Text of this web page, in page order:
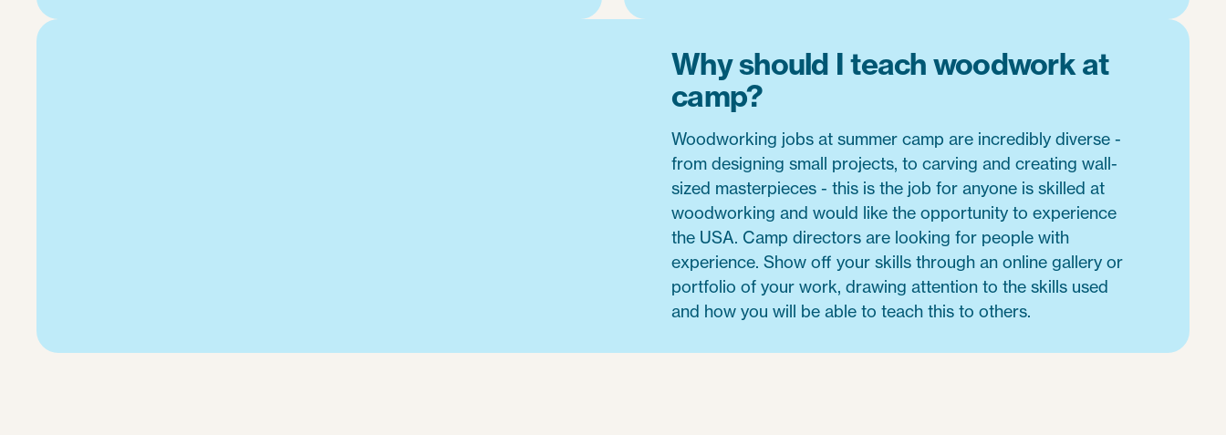
Why should I teach woodwork at
camp?
Woodworking jobs at summer camp are incredibly diverse -
from designing small projects, to carving and creating wall-
sized masterpieces - this is the job for anyone is skilled at
woodworking and would like the opportunity to experience
the USA. Camp directors are looking for people with
experience. Show off your skills through an online gallery or
portfolio of your work, drawing attention to the skills used
and how you will be able to teach this to others.